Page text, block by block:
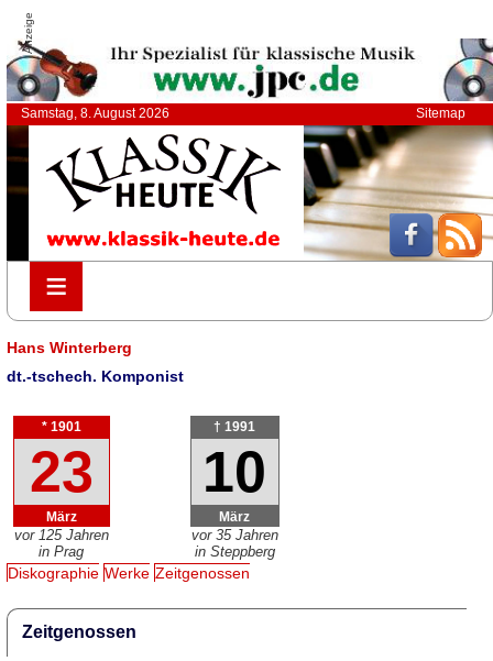
Anzeige
Samstag, 8. August 2026 Sitemap
≡
≡
Hans Winterberg
dt.-tschech. Komponist
* 1901
23
März
vor 125 Jahren
in Prag
† 1991
10
März
vor 35 Jahren
in Steppberg
Diskographie Werke Zeitgenossen
Zeitgenossen